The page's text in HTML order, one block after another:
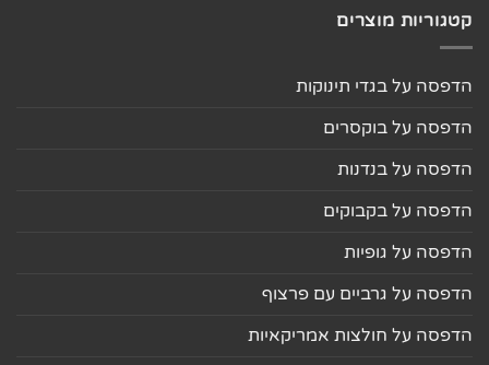
קטגוריות מוצרים
הדפסה על בגדי תינוקות
הדפסה על בוקסרים
הדפסה על בנדנות
הדפסה על בקבוקים
הדפסה על גופיות
הדפסה על גרביים עם פרצוף
הדפסה על חולצות אמריקאיות